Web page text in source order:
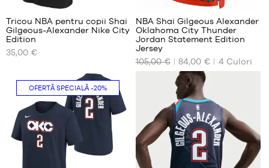
DIMENSIUNILE
DISPONIBILE
S -
copil
- 1,25
m
până
la
1,35
Tricou NBA pentru copii Shai
Gilgeous-Alexander Nike City
Edition
35,00 €
DIMENSIUNILE
NOASTRE
DISPONIBILE
NBA Shai Gilgeous Alexander
Oklahoma City Thunder
Jordan Statement Edition
Jersey
105,00 €
84,00 € 4Culori
OFERTĂ SPECIALĂ-20%